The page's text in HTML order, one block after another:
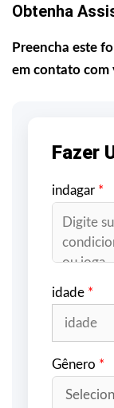
Obtenha
Preencha este
em contato com
Fazer
indagar *
idade *
Gênero *